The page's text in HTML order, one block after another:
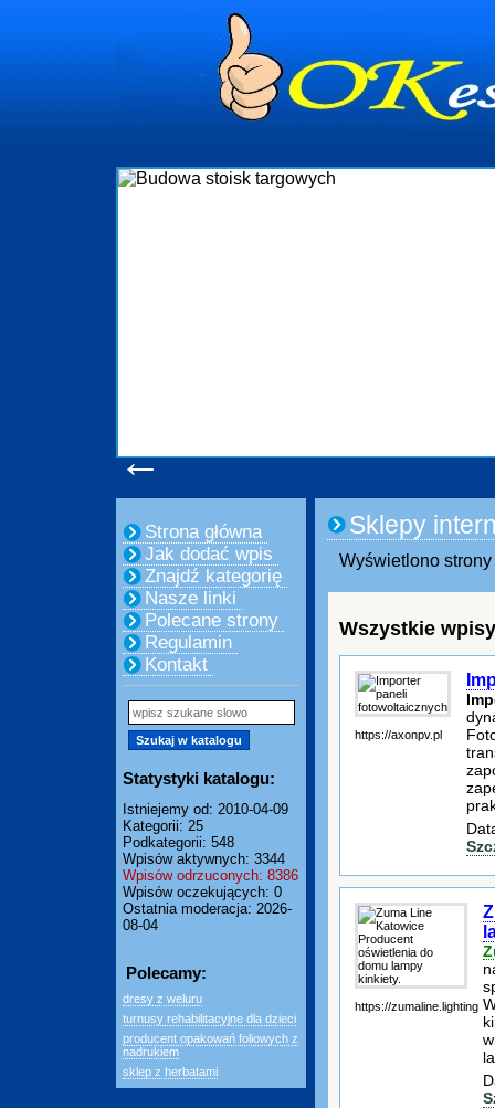
←
Strona główna
Jak dodać wpis
Znajdź kategorię
Nasze linki
Polecane strony
Regulamin
Kontakt
Statystyki katalogu:
Istniejemy od: 2010-04-09
Kategorii: 25
Podkategorii: 548
Wpisów aktywnych: 3344
Wpisów odrzuconych: 8386
Wpisów oczekujących: 0
Ostatnia moderacja: 2026-
08-04
Polecamy:
dresy z weluru
turnusy rehabilitacyjne dla dzieci
producent opakowań foliowych z
nadrukiem
sklep z herbatami
Sklepy
Wyświetlono
Wszystkie
https://axonpv.pl
https://zumaline.lighting